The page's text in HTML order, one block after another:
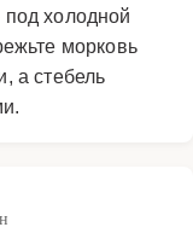
холодной
морковь
а стебель